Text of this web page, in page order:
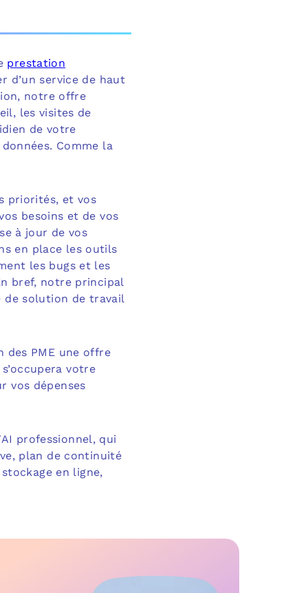
prestation
d’un service de haut
notre offre
les visites de
de votre
Comme la
priorités, et vos
besoins et de vos
à jour de vos
en place les outils
les bugs et les
bref, notre principal
solution de travail
PME une offre
votre
vos dépenses
professionnel, qui
plan de continuité
en ligne,